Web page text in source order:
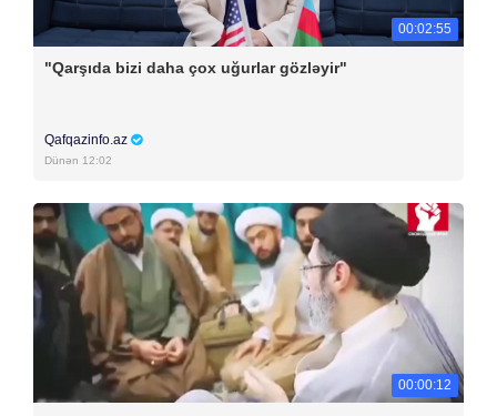
00:02:55
"Qarşıda bizi daha çox uğurlar gözləyir"
Qafqazinfo.az
Dünən 12:02
00:00:12